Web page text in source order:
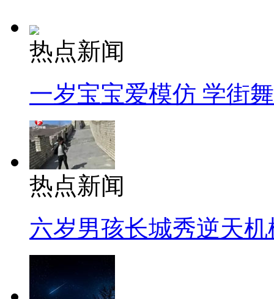
热点新闻
一岁宝宝爱模仿 学街
热点新闻
六岁男孩长城秀逆天机